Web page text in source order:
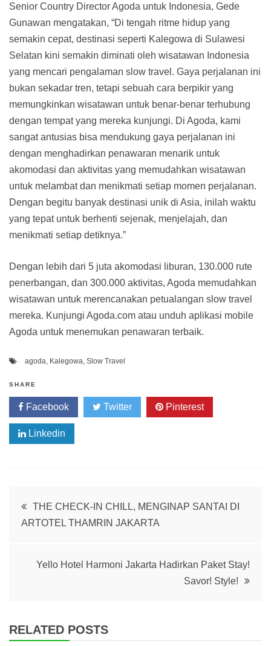
Senior Country Director Agoda untuk Indonesia, Gede
Gunawan mengatakan, “Di tengah ritme hidup yang
semakin cepat, destinasi seperti Kalegowa di Sulawesi
Selatan kini semakin diminati oleh wisatawan Indonesia
yang mencari pengalaman slow travel. Gaya perjalanan ini
bukan sekadar tren, tetapi sebuah cara berpikir yang
memungkinkan wisatawan untuk benar-benar terhubung
dengan tempat yang mereka kunjungi. Di Agoda, kami
sangat antusias bisa mendukung gaya perjalanan ini
dengan menghadirkan penawaran menarik untuk
akomodasi dan aktivitas yang memudahkan wisatawan
untuk melambat dan menikmati setiap momen perjalanan.
Dengan begitu banyak destinasi unik di Asia, inilah waktu
yang tepat untuk berhenti sejenak, menjelajah, dan
menikmati setiap detiknya.”
Dengan lebih dari 5 juta akomodasi liburan, 130.000 rute
penerbangan, dan 300.000 aktivitas, Agoda memudahkan
wisatawan untuk merencanakan petualangan slow travel
mereka. Kunjungi Agoda.com atau unduh aplikasi mobile
Agoda untuk menemukan penawaran terbaik.
agoda Kalegowa Slow Travel
SHARE
Facebook Twitter Pinterest
Linkedin
Post
THE CHECK-IN CHILL, MENGINAP SANTAI DI
ARTOTEL THAMRIN JAKARTA
Yello Hotel Harmoni Jakarta Hadirkan Paket Stay!
Savor! Style!
RELATED POSTS